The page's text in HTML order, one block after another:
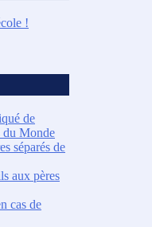
!
de
du Monde
séparés de
aux pères
cas de